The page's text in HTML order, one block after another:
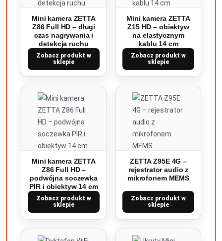
Mini kamera ZETTA
Z86 Full HD – długi
czas nagrywania i
detekcja ruchu
Zobacz produkt w
sklepie
Mini kamera ZETTA
Z15 HD – obiektyw
na elastycznym
kablu 14 cm
Zobacz produkt w
sklepie
Mini kamera ZETTA
Z86 Full HD –
podwójna soczewka
PIR i obiektyw 14 cm
Zobacz produkt w
sklepie
ZETTA Z95E 4G –
rejestrator audio z
mikrofonem MEMS
Zobacz produkt w
sklepie